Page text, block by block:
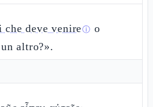
che deve venireⓘ o
altro?».